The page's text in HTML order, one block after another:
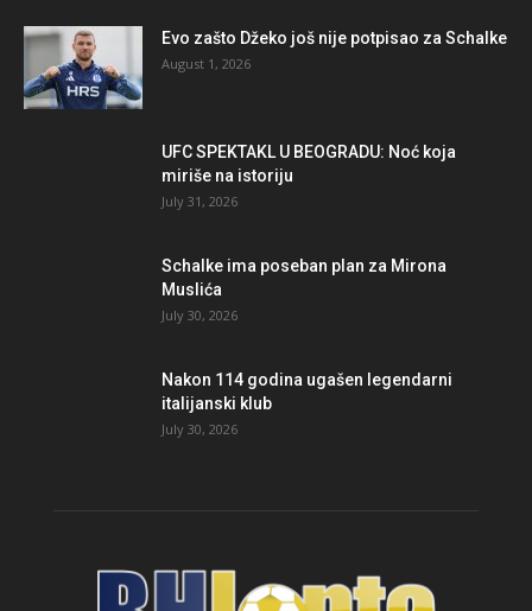
Evo zašto Džeko još nije potpisao za Schalke
August 1, 2026
UFC SPEKTAKL U BEOGRADU: Noć koja
miriše na istoriju
July 31, 2026
Schalke ima poseban plan za Mirona
Muslića
July 30, 2026
Nakon 114 godina ugašen legendarni
italijanski klub
July 30, 2026